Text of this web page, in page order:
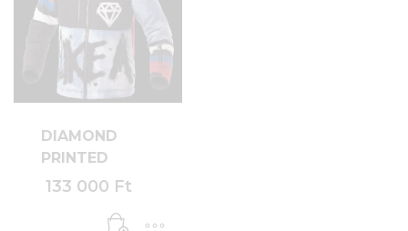
DIAMOND
PRINTED
133 000 Ft